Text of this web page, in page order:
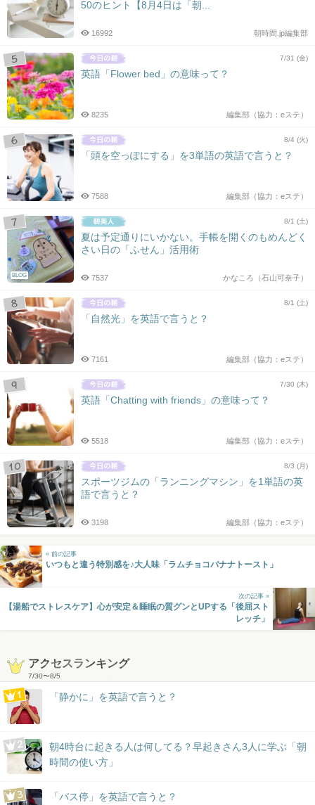
50のヒント【8月4日は「朝...
朝時間.jp編集部
16992
7/31 (金)
英語「Flower bed」の意味って？
編集部（協力：eステ）
8235
8/4 (火)
「頭を空っぽにする」を3単語の英語で言うと？
編集部（協力：eステ）
7588
BLOG
8/1 (土)
夏は予定通りにいかない。手帳を開くのもめんどく
さい日の「ふせん」活用術
かなころ（石山可奈子）
7537
8/1 (土)
「自然光」を英語で言うと？
編集部（協力：eステ）
7161
7/30 (木)
英語「Chatting with friends」の意味って？
編集部（協力：eステ）
5518
8/3 (月)
スポーツジムの「ランニングマシン」を1単語の英
語で言うと？
編集部（協力：eステ）
3198
« 前の記事
いつもと違う特別感を♪大人味「ラムチョコバナナトースト」
次の記事 »
【湯船でストレスケア】心が安定＆睡眠の質グンとUPする「後屈スト
レッチ」
アクセスランキング
7/30〜8/5
「静かに」を英語で言うと？
朝4時台に起きる人は何してる？早起きさん3人に学ぶ「朝
時間の使い方」
「バス停」を英語で言うと？